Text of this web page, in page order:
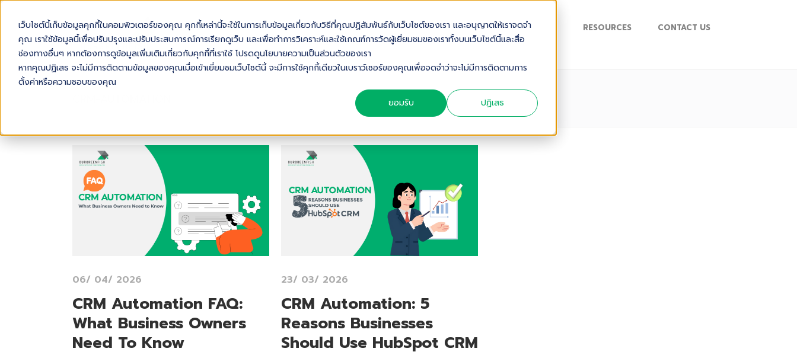
เว็บไซต์นี้เก็บข้อมูลคุกกี้ในคอมพิวเตอร์ของคุณ คุกกี้เหล่านี้จะใช้ในการเก็บข้อมูลเกี่ยวกับวิธีที่คุณปฏิสัมพันธ์กับเว็บไซต์ของเรา และอนุญาตให้เราจดจำ
คุณ เราใช้ข้อมูลนี้เพื่อปรับปรุงและปรับประสบการณ์การเรียกดูเว็บ และเพื่อทำการวิเคราะห์และใช้เกณฑ์การวัดผู้เยี่ยมชมของเราทั้งบนเว็บไซต์นี้และสื่อ
ช่องทางอื่นๆ หากต้องการดูข้อมูลเพิ่มเติมเกี่ยวกับคุกกี้ที่เราใช้ โปรดดูนโยบายความเป็นส่วนตัวของเรา
หากคุณปฏิเสธ จะไม่มีการติดตามข้อมูลของคุณเมื่อเข้าเยี่ยมชมเว็บไซต์นี้ จะมีการใช้คุกกี้เดียวในเบราว์เซอร์ของคุณเพื่อจดจำว่าจะไม่มีการติดตามการ
ตั้งค่าหรือความชอบของคุณ
ยอมรับ
ปฏิเสธ
ABOUT US SOLUTIONS INDUSTRIES SERVICES & SUPPORT RESOURCES CONTACT US
06/ 04/ 2026
CRM Automation FAQ:
What Business Owners
Need To Know
23/ 03/ 2026
CRM Automation: 5
Reasons Businesses
Should Use HubSpot CRM